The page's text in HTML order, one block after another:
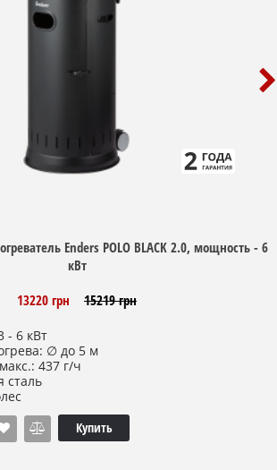
Enders POLO BLACK 2.0, мощность - 6
кВт
13220 грн
15219 грн
- 6 кВт
∅ до 5 м
437 г/ч
сталь
50 - 25 ч от газового баллона 10 кг/24,5 л
комплектацию)
Купить